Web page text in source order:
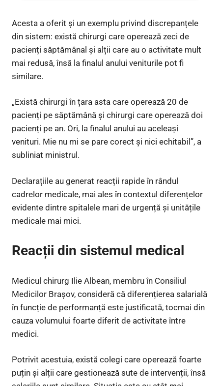
Acesta a oferit și un exemplu privind discrepanțele
din sistem: există chirurgi care operează zeci de
pacienți săptămânal și alții care au o activitate mult
mai redusă, însă la finalul anului veniturile pot fi
similare.
„Există chirurgi în țara asta care operează 20 de
pacienți pe săptămână și chirurgi care operează doi
pacienți pe an. Ori, la finalul anului au aceleași
venituri. Mie nu mi se pare corect și nici echitabil”, a
subliniat ministrul.
Declarațiile au generat reacții rapide în rândul
cadrelor medicale, mai ales în contextul diferențelor
evidente dintre spitalele mari de urgență și unitățile
medicale mai mici.
Reacții din sistemul medical
Medicul chirurg Ilie Albean, membru în Consiliul
Medicilor Brașov, consideră că diferențierea salarială
în funcție de performanță este justificată, tocmai din
cauza volumului foarte diferit de activitate între
medici.
Potrivit acestuia, există colegi care operează foarte
puțin și alții care gestionează sute de intervenții, însă